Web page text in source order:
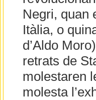
Negri, quan
Itàlia, o
d’Aldo
retrats de
molestaren
molesta